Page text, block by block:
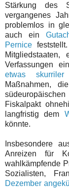
Stärkung des
vergangenes
problemlos in
auch ein
Pernice
Verfassungen
etwas skurriler
Maßnahmen,
Fiskalpakt
langfristig dem
könnte.
Insbesondere
Anreizen für
wahlkämpfende
Sozialisten,
Dezember